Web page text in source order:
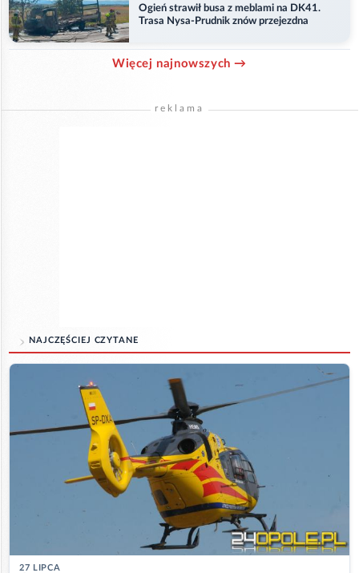
Ogień strawił busa z meblami na DK41.
Trasa Nysa-Prudnik znów przejezdna
Więcej najnowszych →
reklama
NAJCZĘŚCIEJ CZYTANE
27 LIPCA